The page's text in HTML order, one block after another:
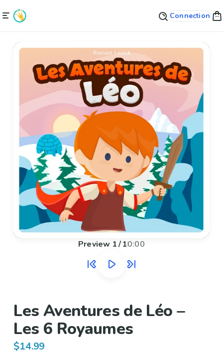
Connection
Preview 1/10:00
Les Aventures de Léo –
Les 6 Royaumes
$14.99